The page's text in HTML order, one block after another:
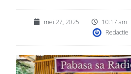
mei 27, 2025 10:17 am
Redactie